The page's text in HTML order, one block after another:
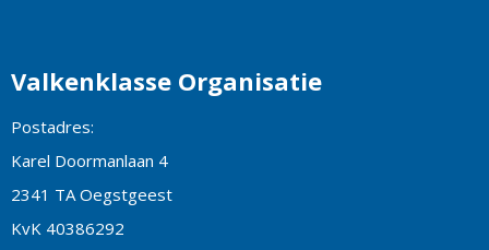
Valkenklasse Organisatie
Postadres:
Karel Doormanlaan 4
2341 TA Oegstgeest
KvK 40386292